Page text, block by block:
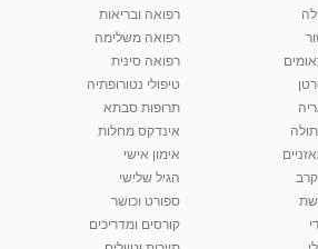
רפואה ובריאות
רפואה משלימה
רפואה סינית
טיפולי נטורופתיה
תרופות סבתא
אינדקס מחלות
אימון אישי
הגיל שלישי
ספורט וכושר
קורסים ומדריכים